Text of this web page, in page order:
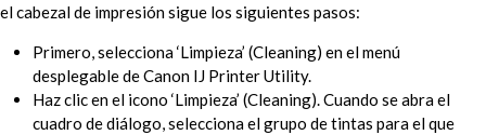
el cabezal de impresión sigue los siguientes pasos:
Primero, selecciona ‘Limpieza’ (Cleaning) en el menú
desplegable de Canon IJ Printer Utility.
Haz clic en el icono ‘Limpieza’ (Cleaning). Cuando se abra el
cuadro de diálogo, selecciona el grupo de tintas para el que